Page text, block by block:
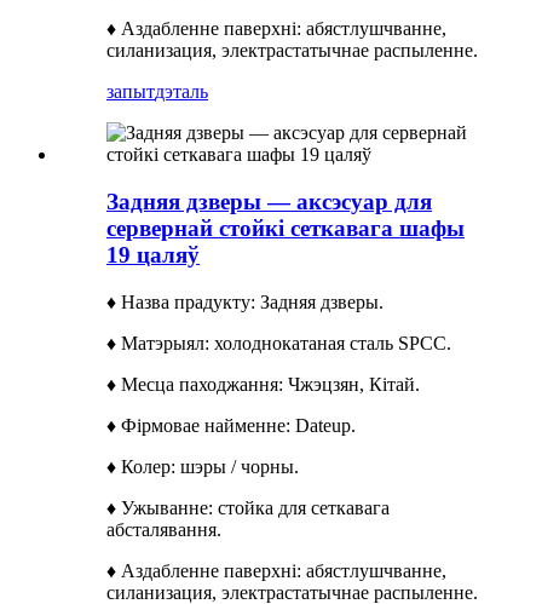
♦ Аздабленне паверхні: абястлушчванне,
силанизация, электрастатычнае распыленне.
запытдэталь
Задняя дзверы — аксэсуар для
сервернай стойкі сеткавага шафы
19 цаляў
♦ Назва прадукту: Задняя дзверы.
♦ Матэрыял: холоднокатаная сталь SPCC.
♦ Месца паходжання: Чжэцзян, Кітай.
♦ Фірмовае найменне: Dateup.
♦ Колер: шэры / чорны.
♦ Ужыванне: стойка для сеткавага
абсталявання.
♦ Аздабленне паверхні: абястлушчванне,
силанизация, электрастатычнае распыленне.